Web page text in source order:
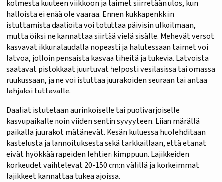
kolmesta kuuteen viikkoon ja taimet siirretään ulos, kun
halloista ei enää ole vaaraa. Ennen kukkapenkkiin
istuttamista daalioita voi totuttaa päivisin ulkoilmaan,
mutta öiksi ne kannattaa siirtää vielä sisälle. Mehevät versot
kasvavat ikkunalaudalla nopeasti ja halutessaan taimet voi
latvoa, jolloin pensaista kasvaa tiheitä ja tukevia. Latvoista
saatavat pistokkaat juurtuvat helposti vesilasissa tai omassa
ruukussaan, ja ne voi istuttaa juurakoiden seuraan tai antaa
lahjaksi tuttavalle.
Daaliat istutetaan aurinkoiselle tai puolivarjoiselle
kasvupaikalle noin viiden sentin syvyyteen. Liian märällä
paikalla juurakot mätänevät. Kesän kuluessa huolehditaan
kastelusta ja lannoituksesta sekä tarkkaillaan, että etanat
eivät hyökkää rapeiden lehtien kimppuun. Lajikkeiden
korkeudet vaihtelevat 20-150 cm:n välillä ja korkeimmat
lajikkeet kannattaa tukea ajoissa.